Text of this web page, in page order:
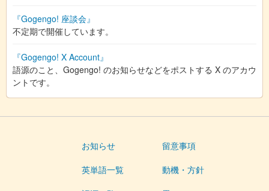
『Gogengo! 座談会』
不定期で開催しています。
『Gogengo! X Account』
語源のこと、Gogengo! のお知らせなどをポストする X のアカウ
ントです。
お知らせ
英単語一覧
留意事項
動機・方針